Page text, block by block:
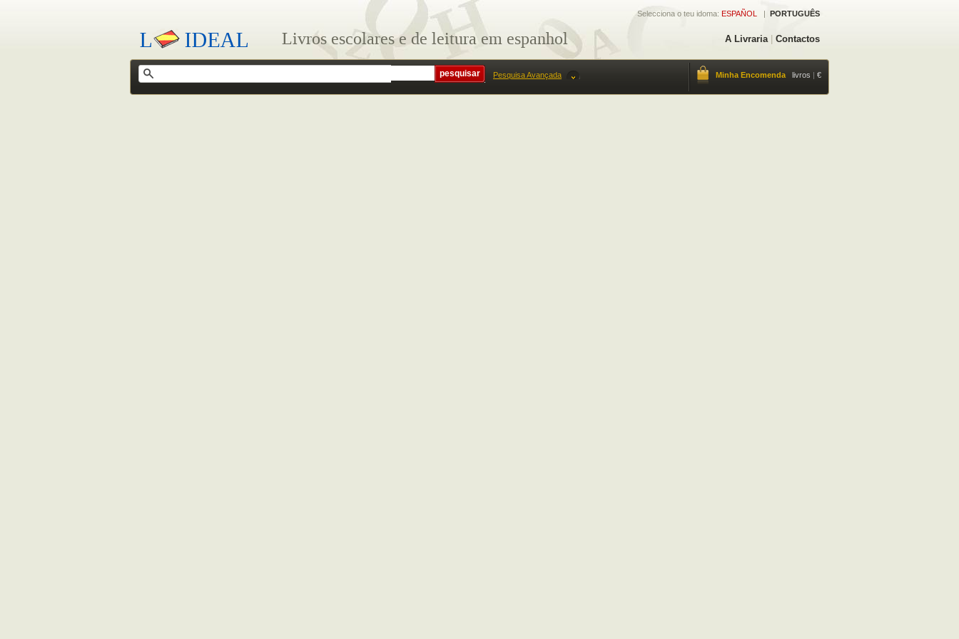
Livros escolares e de leitura em espanhol
Selecciona o teu idoma: ESPAÑOL | PORTUGUÊS
A Livraria| Contactos
Pesquisa Avançada Minha Encomenda livros | €